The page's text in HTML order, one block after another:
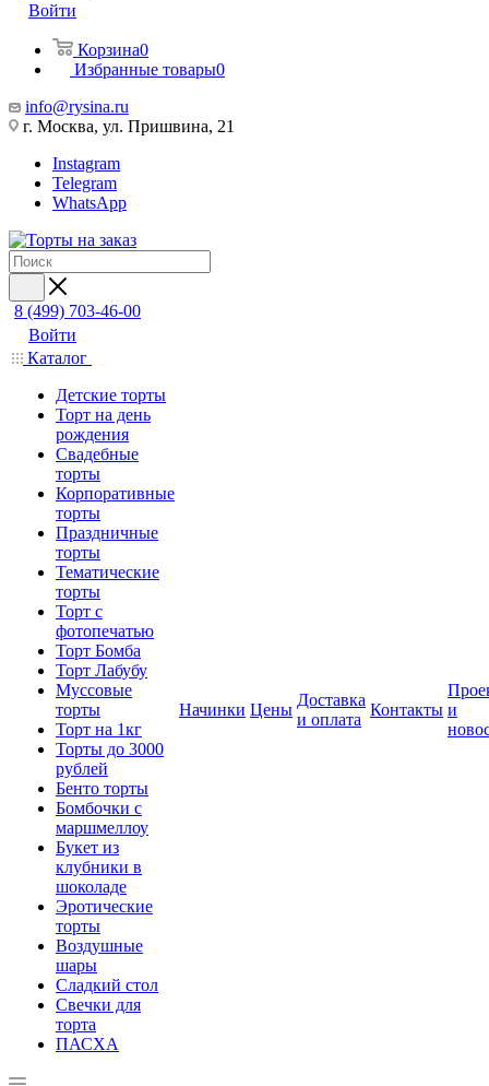
Войти
Корзина0
Избранные товары0
info@rysina.ru
г. Москва, ул. Пришвина, 21
Instagram
Telegram
WhatsApp
8 (499) 703-46-00
Войти
Каталог
Детские торты
Торт на день
рождения
Свадебные
торты
Корпоративные
торты
Праздничные
торты
Тематические
торты
Торт с
фотопечатью
Торт Бомба
Торт Лабубу
Муссовые
торты
Торт на 1кг
Торты до 3000
рублей
Бенто торты
Бомбочки с
маршмеллоу
Букет из
клубники в
шоколаде
Эротические
торты
Воздушные
шары
Сладкий стол
Свечки для
торта
ПАСХА
Начинки Цены
Доставка
и оплата
Контакты и